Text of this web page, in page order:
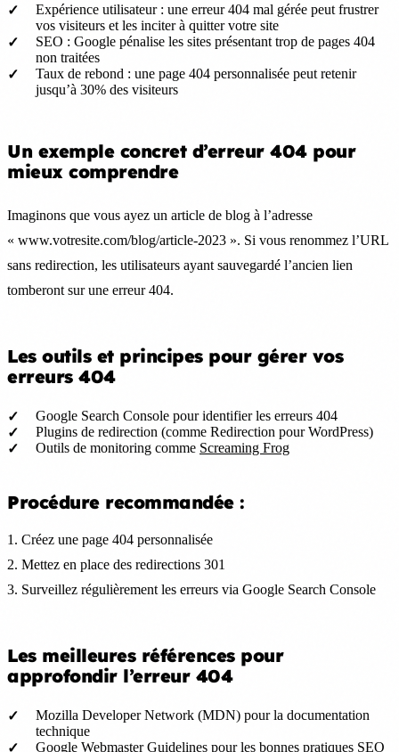
Expérience utilisateur : une erreur 404 mal gérée peut frustrer
vos visiteurs et les inciter à quitter votre site
SEO : Google pénalise les sites présentant trop de pages 404
non traitées
Taux de rebond : une page 404 personnalisée peut retenir
jusqu’à 30% des visiteurs
Un exemple concret d’erreur 404 pour
mieux comprendre
Imaginons que vous ayez un article de blog à l’adresse
« www.votresite.com/blog/article-2023 ». Si vous renommez l’URL
sans redirection, les utilisateurs ayant sauvegardé l’ancien lien
tomberont sur une erreur 404.
Les outils et principes pour gérer vos
erreurs 404
Google Search Console pour identifier les erreurs 404
Plugins de redirection (comme Redirection pour WordPress)
Outils de monitoring comme Screaming Frog
Procédure recommandée :
1. Créez une page 404 personnalisée
2. Mettez en place des redirections 301
3. Surveillez régulièrement les erreurs via Google Search Console
Les meilleures références pour
approfondir l’erreur 404
Mozilla Developer Network (MDN) pour la documentation
technique
Google Webmaster Guidelines pour les bonnes pratiques SEO